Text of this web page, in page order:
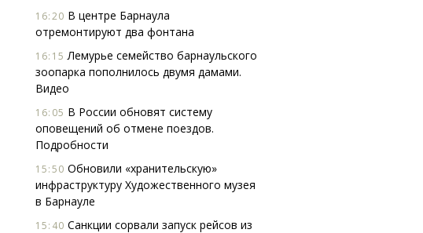
16:20 В центре Барнаула
отремонтируют два фонтана
16:15 Лемурье семейство барнаульского
зоопарка пополнилось двумя дамами.
Видео
16:05 В России обновят систему
оповещений об отмене поездов.
Подробности
15:50 Обновили «хранительскую»
инфраструктуру Художественного музея
в Барнауле
15:40 Санкции сорвали запуск рейсов из